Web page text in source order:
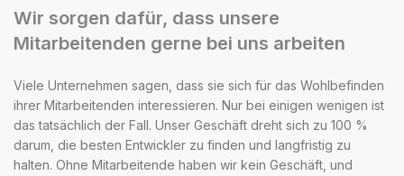
Wir sorgen dafür, dass unsere
Mitarbeitenden gerne bei uns arbeiten
Viele Unternehmen sagen, dass sie sich für das Wohlbefinden
ihrer Mitarbeitenden interessieren. Nur bei einigen wenigen ist
das tatsächlich der Fall. Unser Geschäft dreht sich zu 100 %
darum, die besten Entwickler zu finden und langfristig zu
halten. Ohne Mitarbeitende haben wir kein Geschäft, und